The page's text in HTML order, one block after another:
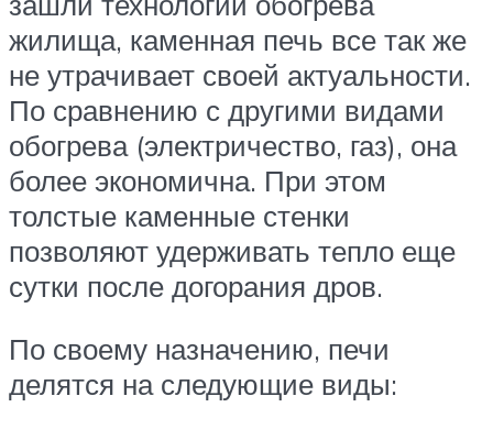
жилища, каменная печь все так же
не утрачивает своей актуальности.
По сравнению с другими видами
обогрева (электричество, газ), она
более экономична. При этом
толстые каменные стенки
позволяют удерживать тепло еще
сутки после догорания дров.
По своему назначению, печи
делятся на следующие виды: